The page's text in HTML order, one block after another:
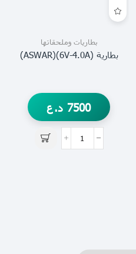
بطاريات وملحقاتها
بطارية (6V-4.0A)(ASWAR)
7500 د.ع